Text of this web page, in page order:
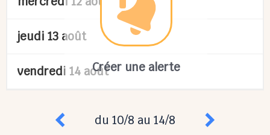
Créer une alerte
jeudi 13 août
vendredi 14 août
du 10/8 au 14/8